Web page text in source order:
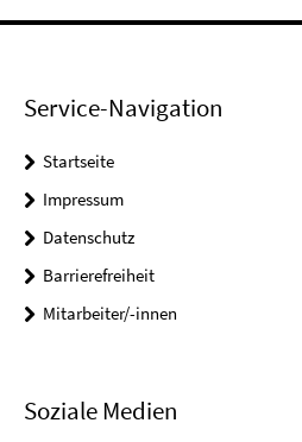
Service-Navigation
Startseite
Impressum
Datenschutz
Barrierefreiheit
Mitarbeiter/-innen
Soziale Medien